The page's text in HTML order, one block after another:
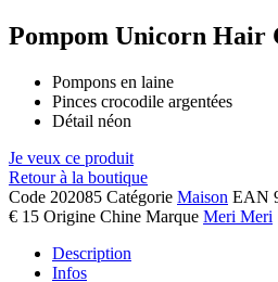
Pompom Unicorn Hair
Pompons en laine
Pinces crocodile argentées
Détail néon
Je veux ce produit
Retour à la boutique
Code 202085 Catégorie Maison EAN
€ 15 Origine Chine Marque Meri Meri
Description
Infos